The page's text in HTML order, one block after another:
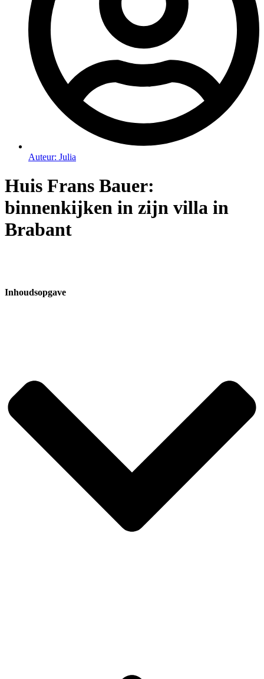
Auteur: Julia
Huis Frans Bauer:
binnenkijken in zijn villa in
Brabant
Inhoudsopgave